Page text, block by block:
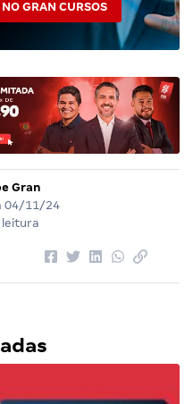
GRAN CURSOS
Gran
04/11/24
leitura